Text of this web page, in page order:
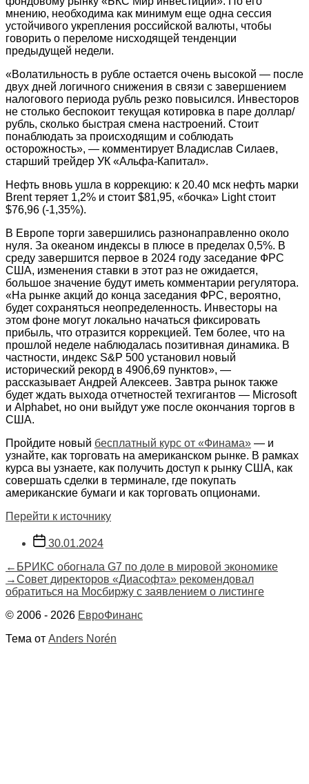
мнению, необходима как минимум еще одна сессия
устойчивого укрепления российской валюты, чтобы
говорить о переломе нисходящей тенденции
предыдущей недели.
«Волатильность в рубле остается очень высокой — после
двух дней логичного снижения в связи с завершением
налогового периода рубль резко повысился. Инвесторов
не столько беспокоит текущая котировка в паре доллар/
рубль, сколько быстрая смена настроений. Стоит
понаблюдать за происходящим и соблюдать
осторожность», — комментирует Владислав Силаев,
старший трейдер УК «Альфа-Капитал».
Нефть вновь ушла в коррекцию: к 20.40 мск нефть марки
Brent теряет 1,2% и стоит $81,95, «бочка» Light стоит
$76,96 (-1,35%).
В Европе торги завершились разнонаправленно около
нуля. За океаном индексы в плюсе в пределах 0,5%. В
среду завершится первое в 2024 году заседание ФРС
США, изменения ставки в этот раз не ожидается,
большое значение будут иметь комментарии регулятора.
«На рынке акций до конца заседания ФРС, вероятно,
будет сохраняться неопределенность. Инвесторы на
этом фоне могут локально начаться фиксировать
прибыль, что отразится коррекцией. Тем более, что на
прошлой неделе наблюдалась позитивная динамика. В
частности, индекс S&P 500 установил новый
исторический рекорд в 4906,69 пунктов», —
рассказывает Андрей Алексеев. Завтра рынок также
будет ждать выхода отчетностей техгигантов — Microsoft
и Alphabet, но они выйдут уже после окончания торгов в
США.
Пройдите новый бесплатный курс от «Финама» — и
узнайте, как торговать на американском рынке. В рамках
курса вы узнаете, как получить доступ к рынку США, как
совершать сделки в терминале, где покупать
американские бумаги и как торговать опционами.
Перейти к источнику
Дата
записи
30.01.2024
Навигация
по
записям
← Предыдущая
запись:
БРИКС обогнала G7 по доле в мировой экономике
→Следующая
запись:
Совет директоров «Диасофта» рекомендовал
обратиться на Мосбиржу с заявлением о листинге
© 2006 - 2026 ЕвроФинанс
Тема от Anders Norén